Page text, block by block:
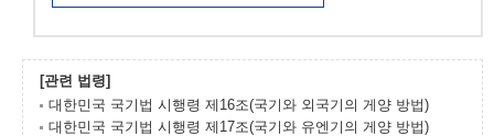
[관련 법령]
대한민국 국기법 시행령 제16조(국기와 외국기의 게양 방법)
대한민국 국기법 시행령 제17조(국기와 유엔기의 게양 방법)